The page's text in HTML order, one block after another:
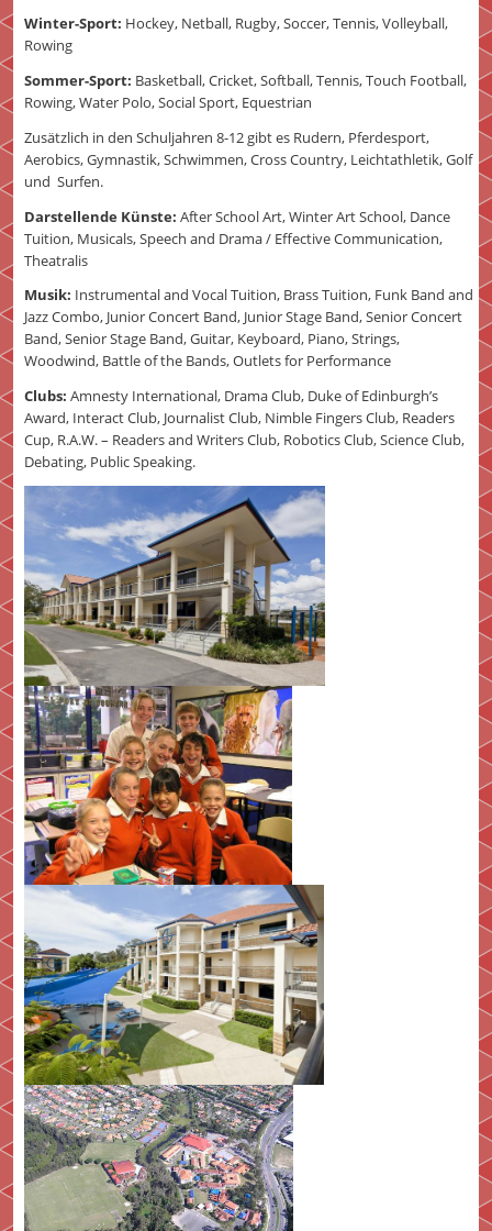
Winter-Sport: Hockey, Netball, Rugby, Soccer, Tennis, Volleyball,
Rowing
Sommer-Sport: Basketball, Cricket, Softball, Tennis, Touch Football,
Rowing, Water Polo, Social Sport, Equestrian
Zusätzlich in den Schuljahren 8-12 gibt es Rudern, Pferdesport,
Aerobics, Gymnastik, Schwimmen, Cross Country, Leichtathletik, Golf
und Surfen.
Darstellende Künste: After School Art, Winter Art School, Dance
Tuition, Musicals, Speech and Drama / Effective Communication,
Theatralis
Musik: Instrumental and Vocal Tuition, Brass Tuition, Funk Band and
Jazz Combo, Junior Concert Band, Junior Stage Band, Senior Concert
Band, Senior Stage Band, Guitar, Keyboard, Piano, Strings,
Woodwind, Battle of the Bands, Outlets for Performance
Clubs: Amnesty International, Drama Club, Duke of Edinburgh’s
Award, Interact Club, Journalist Club, Nimble Fingers Club, Readers
Cup, R.A.W. – Readers and Writers Club, Robotics Club, Science Club,
Debating, Public Speaking.